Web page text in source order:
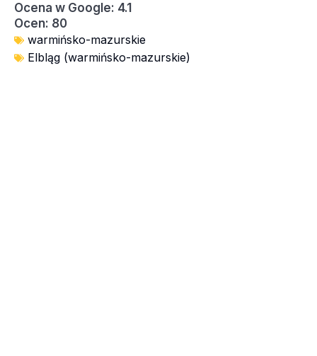
Ocena w Google: 4.1
Ocen: 80
warmińsko-mazurskie
Elbląg (warmińsko-mazurskie)